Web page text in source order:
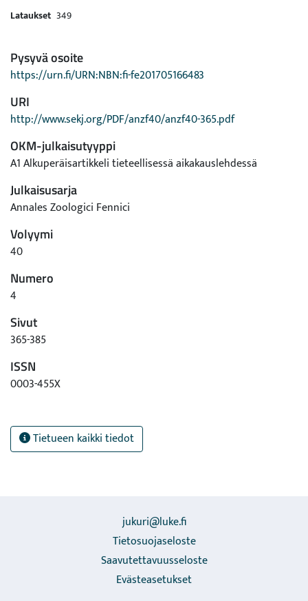
Lataukset 349
Pysyvä osoite
https://urn.fi/URN:NBN:fi-fe201705166483
URI
http://www.sekj.org/PDF/anzf40/anzf40-365.pdf
OKM-julkaisutyyppi
A1 Alkuperäisartikkeli tieteellisessä aikakauslehdessä
Julkaisusarja
Annales Zoologici Fennici
Volyymi
40
Numero
4
Sivut
365-385
ISSN
0003-455X
Tietueen kaikki tiedot
jukuri@luke.fi
Tietosuojaseloste
Saavutettavuusseloste
Evästeasetukset